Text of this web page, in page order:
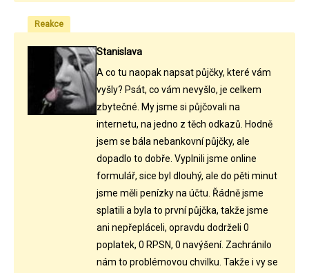
Reakce
Stanislava
A co tu naopak napsat půjčky, které vám
vyšly? Psát, co vám nevyšlo, je celkem
zbytečné. My jsme si půjčovali na
internetu, na jedno z těch odkazů. Hodně
jsem se bála nebankovní půjčky, ale
dopadlo to dobře. Vyplnili jsme online
formulář, sice byl dlouhý, ale do pěti minut
jsme měli penízky na účtu. Řádně jsme
splatili a byla to první půjčka, takže jsme
ani nepřepláceli, opravdu dodrželi 0
poplatek, 0 RPSN, 0 navýšení. Zachránilo
nám to problémovou chvilku. Takže i vy se